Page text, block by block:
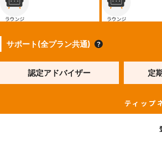
ラウンジ ラウンジ
サポート(全プラン共通)
認定アドバイザー 定
ティップ